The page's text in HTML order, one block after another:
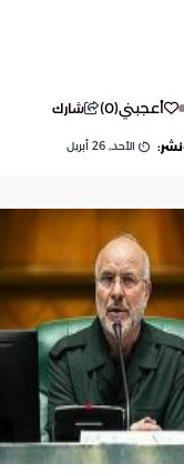
أعجبني(
0
) شارك
نشر: الأحد, 26 أبريل